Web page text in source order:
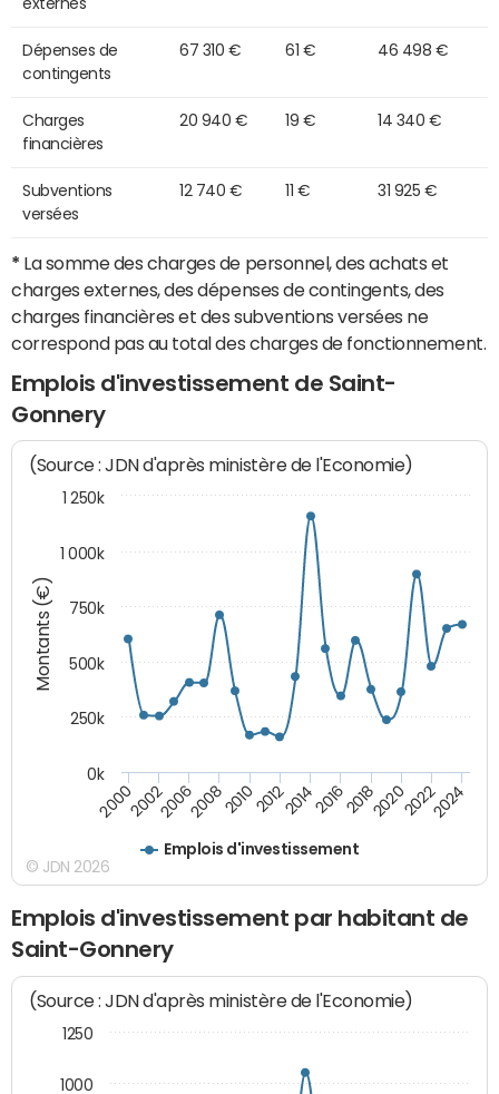
externes
Dépenses de
contingents
67 310 € 61 € 46 498 €
Charges
financières
20 940 € 19 € 14 340 €
Subventions
versées
12 740 € 11 € 31 925 €
* La somme des charges de personnel, des achats et
charges externes, des dépenses de contingents, des
charges financières et des subventions versées ne
correspond pas au total des charges de fonctionnement.
Emplois d'investissement de Saint-
Gonnery
Montants (€)
(Source : JDN d'après ministère de l'Economie)
Emplois d'investissement
200020022006200820102012201420162018202020222024
0k
250k
500k
750k
1 000k
1 250k
© JDN 2026
Emplois d'investissement par habitant de
Saint-Gonnery
(Source : JDN d'après ministère de l'Economie)
1000
1250